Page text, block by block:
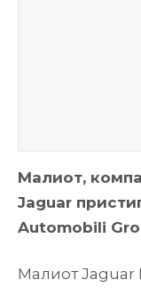
Малиот,
Jaguar
Automobili
Малиот Jaguar